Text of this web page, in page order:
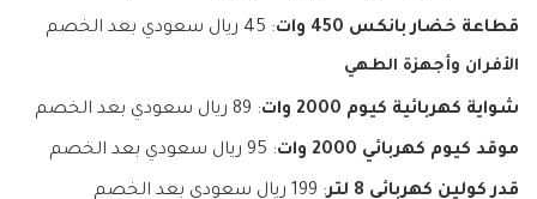
قطاعة خضار بانكس 450 وات : 45 ريال سعودي بعد الخصم
الأفران وأجهزة الطهي
شواية كهربائية كيوم 2000 وات : 89 ريال سعودي بعد الخصم
موقد كيوم كهربائي 2000 وات : 95 ريال سعودي بعد الخصم
قدر كولين كهربائي 8 لتر : 199 ريال سعودي بعد الخصم